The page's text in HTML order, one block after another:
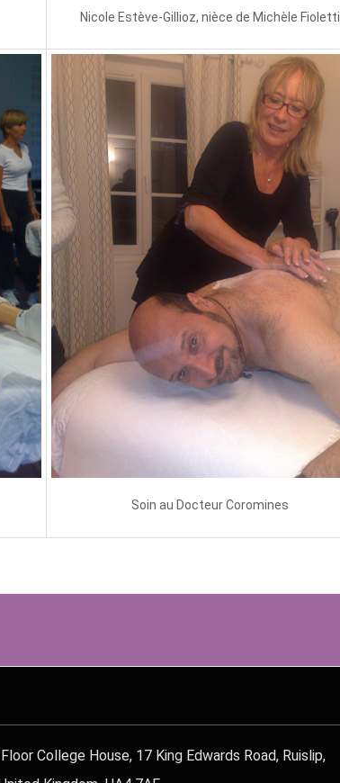
Nicole Estève-Gillioz, nièce de Michèle Fioletti
Soin au Docteur Coromines
College House, 17 King Edwards Road, Ruislip,